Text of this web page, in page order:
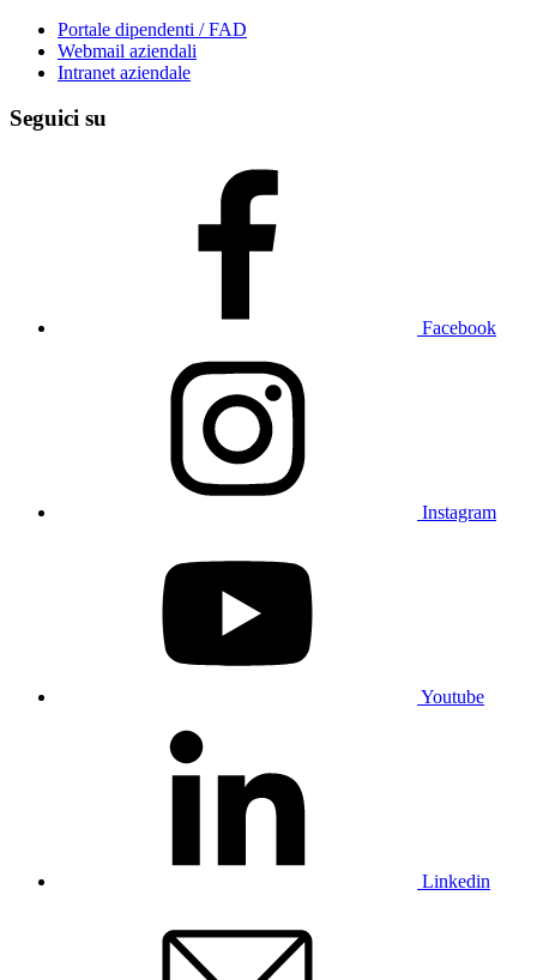
Portale dipendenti / FAD
Webmail aziendali
Intranet aziendale
Seguici su
Facebook
Instagram
Youtube
Linkedin